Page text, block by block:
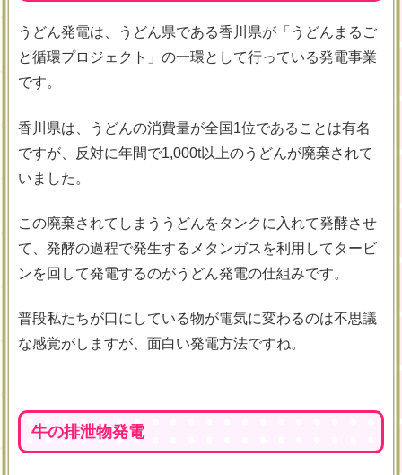
うどん発電は、うどん県である香川県が「うどんまるご
と循環プロジェクト」の一環として行っている発電事業
です。
香川県は、うどんの消費量が全国1位であることは有名
ですが、反対に年間で1,000t以上のうどんが廃棄されて
いました。
この廃棄されてしまううどんをタンクに入れて発酵させ
て、発酵の過程で発生するメタンガスを利用してタービ
ンを回して発電するのがうどん発電の仕組みです。
普段私たちが口にしている物が電気に変わるのは不思議
な感覚がしますが、面白い発電方法ですね。
牛の排泄物発電